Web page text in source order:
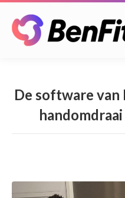
De software van
handomdraai